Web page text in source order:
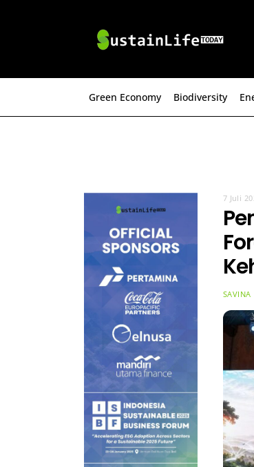
Green Economy Biodiversity
7 Juli
SAVINA